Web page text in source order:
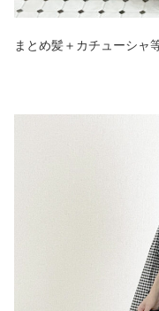
まとめ髪＋カチューシャ